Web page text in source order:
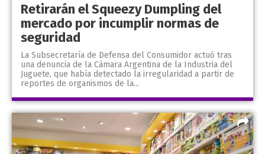
Retirarán el Squeezy Dumpling del
mercado por incumplir normas de
seguridad
La Subsecretaría de Defensa del Consumidor actuó tras
una denuncia de la Cámara Argentina de la Industria del
Juguete, que había detectado la irregularidad a partir de
reportes de organismos de la...